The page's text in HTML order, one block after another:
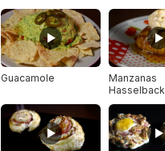
Guacamole
Manzanas
Hasselback